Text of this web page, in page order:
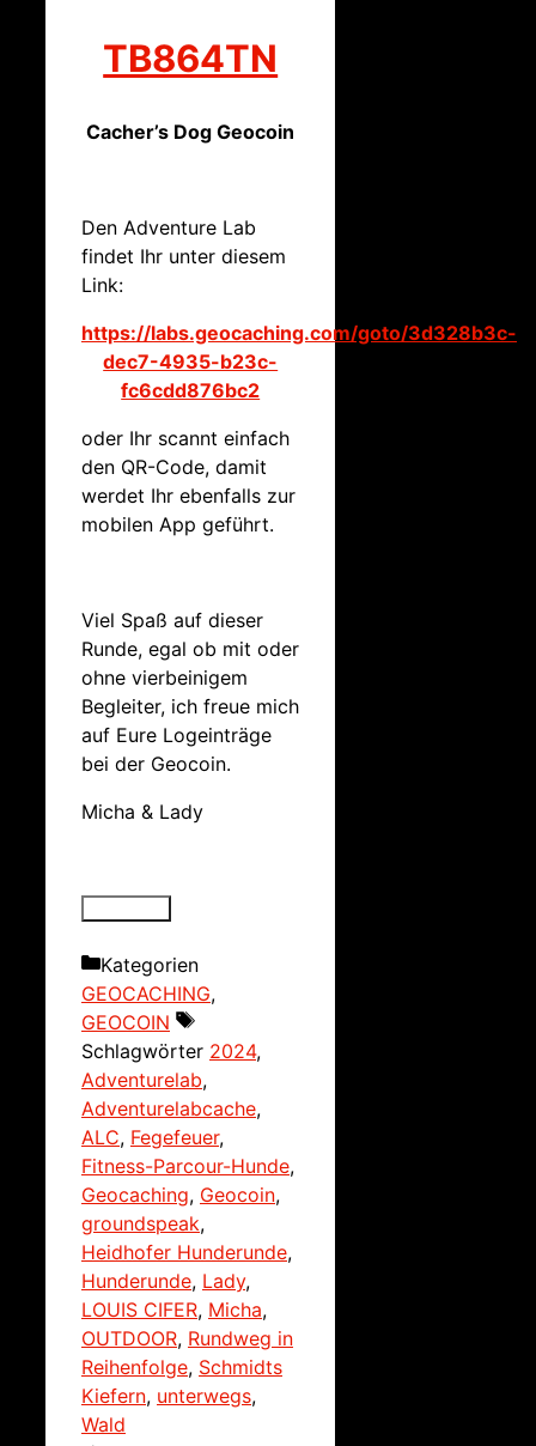
TB864TN
Cacher’s Dog Geocoin
Den Adventure Lab
findet Ihr unter diesem
Link:
https://labs.geocaching.com/goto/3d328b3c-
dec7-4935-b23c-
fc6cdd876bc2
oder Ihr scannt einfach
den QR-Code, damit
werdet Ihr ebenfalls zur
mobilen App geführt.
Viel Spaß auf dieser
Runde, egal ob mit oder
ohne vierbeinigem
Begleiter, ich freue mich
auf Eure Logeinträge
bei der Geocoin.
Micha & Lady
Kategorien
GEOCACHING,
GEOCOIN
Schlagwörter 2024,
Adventurelab,
Adventurelabcache,
ALC, Fegefeuer,
Fitness-Parcour-Hunde,
Geocaching, Geocoin,
groundspeak,
Heidhofer Hunderunde,
Hunderunde, Lady,
LOUIS CIFER, Micha,
OUTDOOR, Rundweg in
Reihenfolge, Schmidts
Kiefern, unterwegs,
Wald